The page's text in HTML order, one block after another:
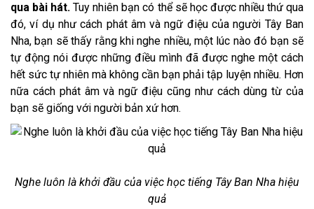
qua bài hát. Tuy nhiên bạn có thể sẽ học được nhiều thứ qua
đó, ví dụ như cách phát âm và ngữ điệu của người Tây Ban
Nha, bạn sẽ thấy rằng khi nghe nhiều, một lúc nào đó bạn sẽ
tự động nói được những điều mình đã được nghe một cách
hết sức tự nhiên mà không cần bạn phải tập luyện nhiều. Hơn
nữa cách phát âm và ngữ điệu cũng như cách dùng từ của
bạn sẽ giống với người bản xứ hơn.
Nghe luôn là khởi đầu của việc học tiếng Tây Ban Nha hiệu
quả